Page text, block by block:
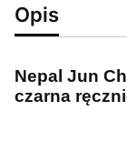
Opis
Nepal Jun
czarna